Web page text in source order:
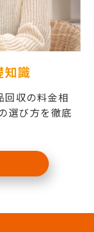
知識
回収の料金相
選び方を徹底